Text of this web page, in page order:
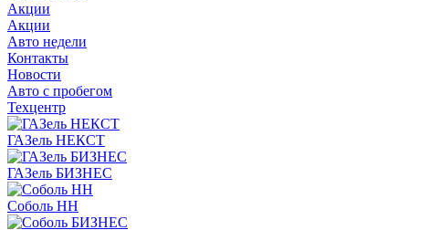
Акции
Акции
Авто недели
Контакты
Новости
Авто с пробегом
Техцентр
ГАЗель НЕКСТ
ГАЗель БИЗНЕС
Соболь НН